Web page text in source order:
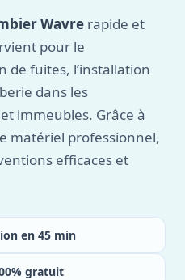
Wavre rapide et
pour le
de fuites, l’installation
dans les
immeubles. Grâce à
matériel professionnel,
efficaces et
en 45 min
gratuit